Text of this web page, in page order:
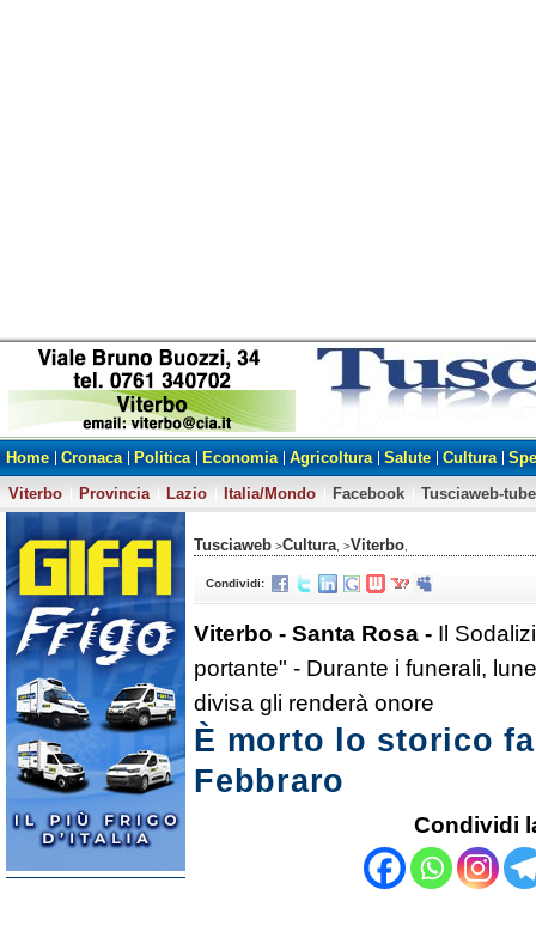
Home Cronaca Politica Economia Agricoltura Salute Cultura
Viterbo
Provincia Lazio Italia/Mondo Facebook Tusciaweb-tube
Tusciaweb >Cultura , >Viterbo
Condividi:
Viterbo - Santa Rosa - Il
portante" - Durante i funerali,
divisa gli renderà onore
È morto lo storico
Febbraro
Condividi